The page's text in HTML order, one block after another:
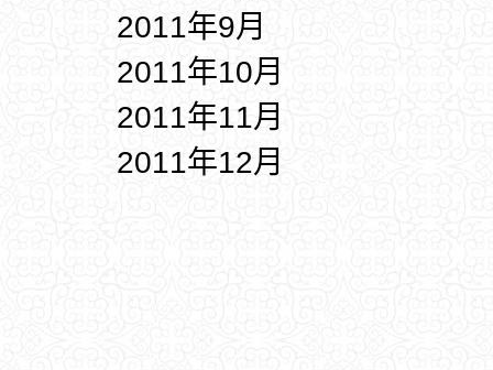
2011年9月
2011年10月
2011年11月
2011年12月